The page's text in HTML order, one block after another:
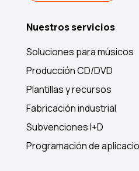
Nuestros servicios
Soluciones para músicos
Producción CD/DVD
Plantillas y recursos
Fabricación industrial
Subvenciones I+D
Programación de